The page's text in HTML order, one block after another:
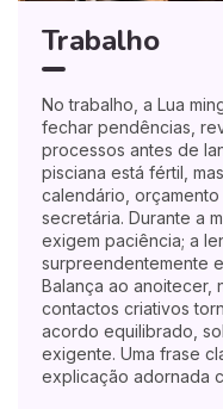
Trabalho
No trabalho, a Lua
fechar pendências,
processos antes de
pisciana está fértil,
calendário,
secretária. Durante a
exigem paciência; a
surpreendentemente
Balança ao anoitecer,
contactos criativos
acordo equilibrado,
exigente. Uma frase
explicação adornada